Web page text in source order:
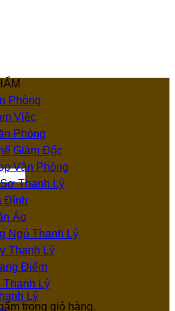
trong giỏ hàng.
Phòng
Việc
Phòng
Giám Đốc
Văn Phòng
Thanh Lý
Đình
Áo
Ngủ Thanh Lý
Thanh Lý
Điểm
Thanh Lý
Lý